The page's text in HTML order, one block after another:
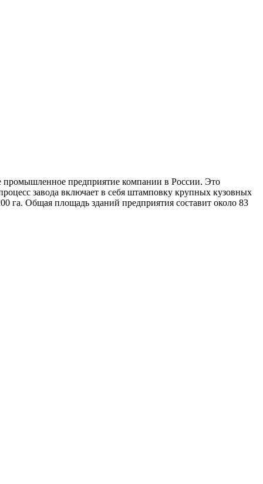
предприятие компании в России. Это
завода включает в себя штамповку крупных кузовных
га. Общая площадь зданий предприятия составит около 83